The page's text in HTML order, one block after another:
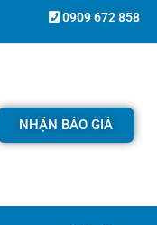
0909 672 858
NHẬN BÁO GIÁ